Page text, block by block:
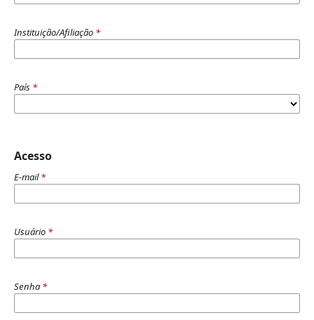
Instituição/Afiliação *
País *
Acesso
E-mail*
Usuário *
Senha *